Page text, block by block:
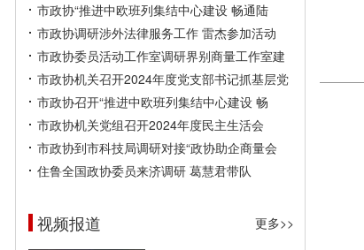
市政协“推进中欧班列集结中心建设 畅通陆
市政协调研涉外法律服务工作 雷杰参加活动
市政协委员活动工作室调研界别商量工作室建
市政协机关召开2024年度党支部书记抓基层党
市政协召开“推进中欧班列集结中心建设 畅
市政协机关党组召开2024年度民主生活会
市政协到市科技局调研对接“政协助企商量会
住鲁全国政协委员来济调研 葛慧君带队
视频报道 更多>>